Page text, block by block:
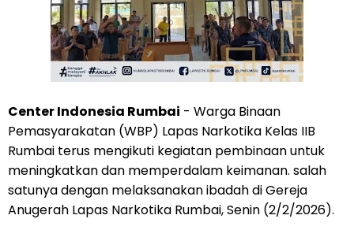
Center Indonesia Rumbai - Warga Binaan
Pemasyarakatan (WBP) Lapas Narkotika Kelas IIB
Rumbai terus mengikuti kegiatan pembinaan untuk
meningkatkan dan memperdalam keimanan. salah
satunya dengan melaksanakan ibadah di Gereja
Anugerah Lapas Narkotika Rumbai, Senin (2/2/2026).